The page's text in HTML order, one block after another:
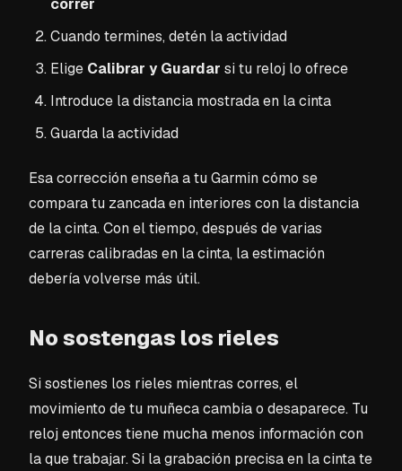
correr
Cuando termines, detén la actividad
Elige Calibrar y Guardar si tu reloj lo ofrece
Introduce la distancia mostrada en la cinta
Guarda la actividad
Esa corrección enseña a tu Garmin cómo se
compara tu zancada en interiores con la distancia
de la cinta. Con el tiempo, después de varias
carreras calibradas en la cinta, la estimación
debería volverse más útil.
No sostengas los rieles
Si sostienes los rieles mientras corres, el
movimiento de tu muñeca cambia o desaparece. Tu
reloj entonces tiene mucha menos información con
la que trabajar. Si la grabación precisa en la cinta te